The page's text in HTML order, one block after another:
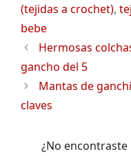
(tejidas a crochet),
bebe
Hermosas
gancho del 5
Mantas de
claves
¿No encontraste